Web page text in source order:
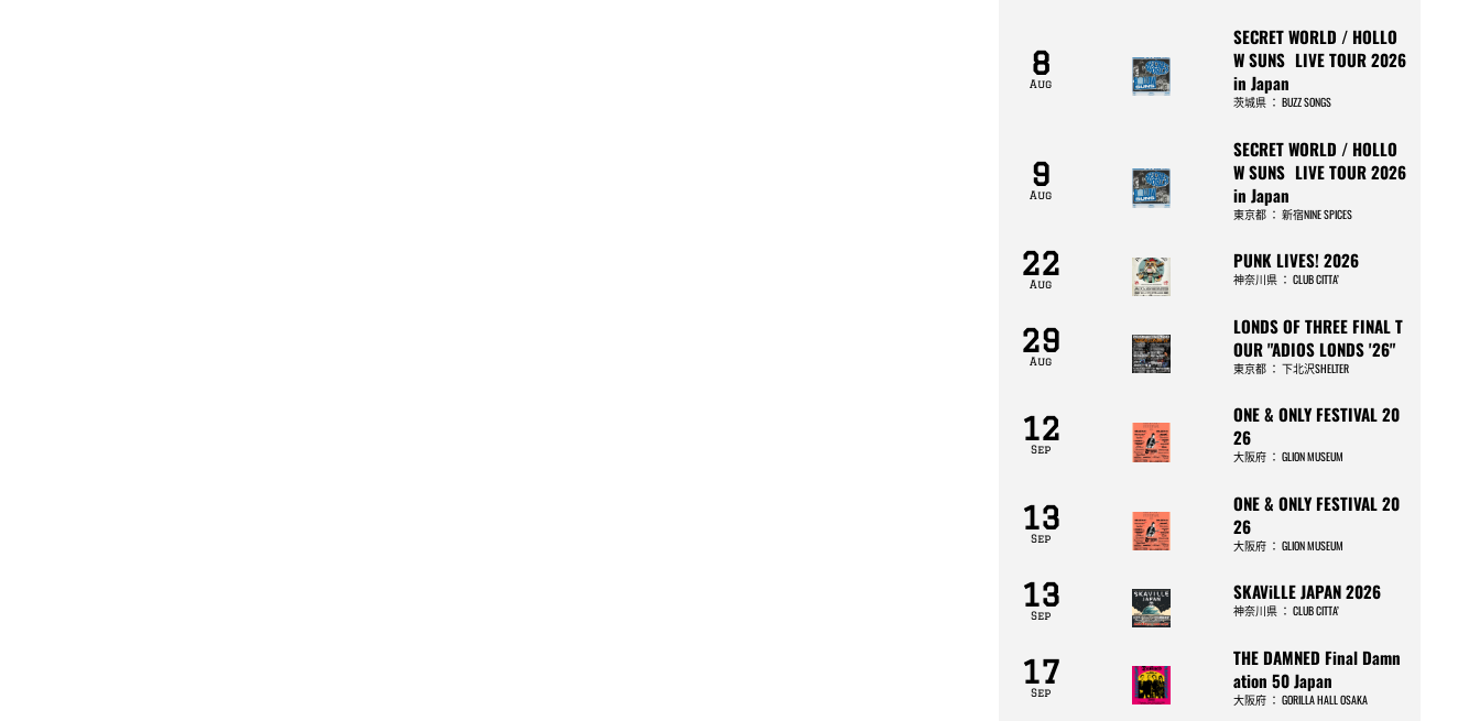
8
Aug
SECRET WORLD / HOLLO
W SUNS LIVE TOUR 2026
in Japan
茨城県： BUZZ SONGS
9
Aug
SECRET WORLD / HOLLO
W SUNS LIVE TOUR 2026
in Japan
東京都： 新宿NINE SPICES
22
Aug
PUNK LIVES! 2026
神奈川県： CLUB CITTA’
29
Aug
LONDS OF THREE FINAL T
OUR "ADIOS LONDS '26"
東京都： 下北沢SHELTER
12
Sep
ONE & ONLY FESTIVAL 20
26
大阪府： GLION MUSEUM
13
Sep
ONE & ONLY FESTIVAL 20
26
大阪府： GLION MUSEUM
13
Sep
SKAViLLE JAPAN 2026
神奈川県： CLUB CITTA’
17
Sep
THE DAMNED Final Damn
ation 50 Japan
大阪府： GORILLA HALL OSAKA